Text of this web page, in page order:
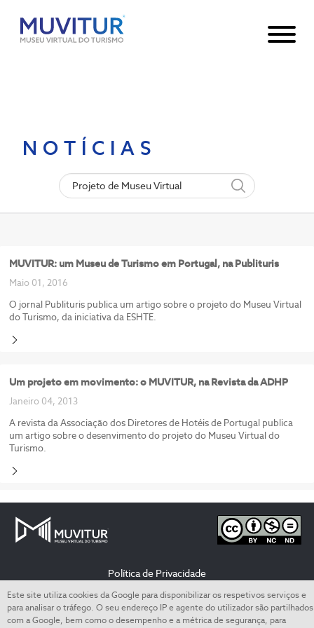
Notice: Undefined index: HTTP_ACCEPT_LANGUAGE in
/var/www/html/core/main/App.php
NOTÍCIAS
MUVITUR: um Museu de Turismo em Portugal, na Publituris
Maio 01, 2016
O jornal Publituris publica um artigo sobre o projeto do Museu Virtual
do Turismo, da iniciativa da ESHTE.
Um projeto em movimento: o MUVITUR, na Revista da ADHP
Janeiro 04, 2013
A revista da Associação dos Diretores de Hotéis de Portugal publica
um artigo sobre o desenvimento do projeto do Museu Virtual do
Turismo.
Política de Privacidade
Termos de utilização
Este site utiliza cookies da Google para disponibilizar os respetivos serviços e
para analisar o tráfego. O seu endereço IP e agente do utilizador são partilhados
com a Google, bem como o desempenho e a métrica de segurança, para